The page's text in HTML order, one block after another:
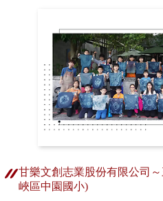
甘樂文創志業股份有限公司
峽區中園國小)